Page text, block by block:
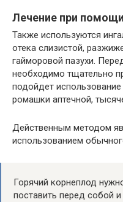
Лечение при
Также используются
отека слизистой,
гайморовой пазухи.
необходимо тщательно
подойдет
ромашки аптечной,
Действенным методом
использованием
Горячий корнеплод
поставить перед собой